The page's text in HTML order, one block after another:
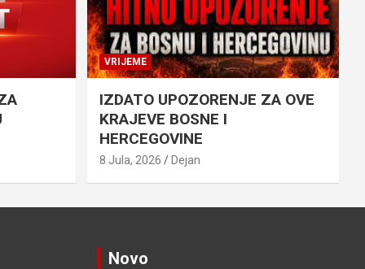
VRIJEME
IZDATO UPOZORENJE ZA OVE
KRAJEVE BOSNE I
HERCEGOVINE
8 Jula, 2026 Dejan
Novo